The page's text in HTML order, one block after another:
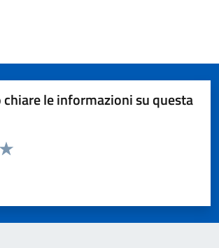
chiare le informazioni su questa
la pagina